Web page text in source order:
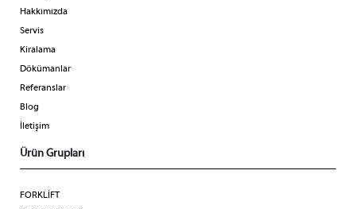
Hakkımızda
Servis
Kiralama
Dökümanlar
Referanslar
Blog
İletişim
Ürün Grupları
FORKLİFT